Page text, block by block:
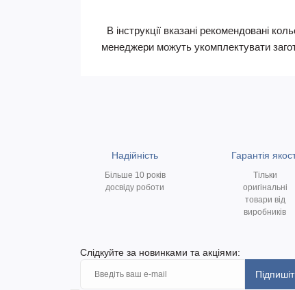
В інструкції вказані рекомендовані
менеджери можуть укомплектувати
Надійність
Більше 10 років
досвіду роботи
Гарантія
Тільки
оригінальні
товари від
виробників
Слідкуйте за новинками та акціями: